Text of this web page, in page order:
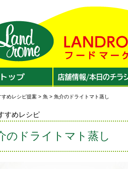
すめレシピ提案 > 魚 > 魚介のドライトマト蒸し
すめレシピ
介のドライトマト蒸し